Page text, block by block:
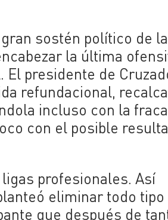
sostén político de la
la última
presidente de
refundacional,
incluso con la
con el posible
profesionales. Así
eliminar todo tipo
que después de